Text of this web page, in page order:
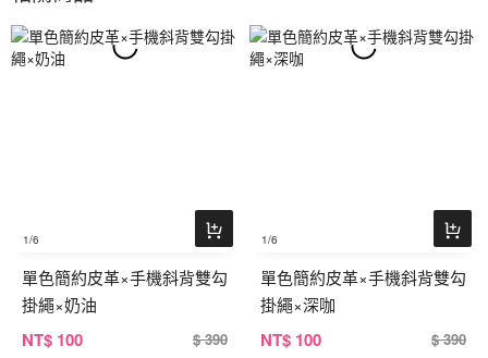
1/6
單色簡約皮革×手機斜背雙勾
掛繩×奶油
NT$ 100 $ 390
1/6
單色簡約皮革×手機斜背雙勾
掛繩×深咖
NT$ 100 $ 390